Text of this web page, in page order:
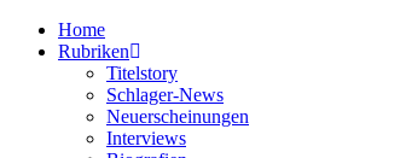
Home
Rubriken
Titelstory
Schlager-News
Neuerscheinungen
Interviews